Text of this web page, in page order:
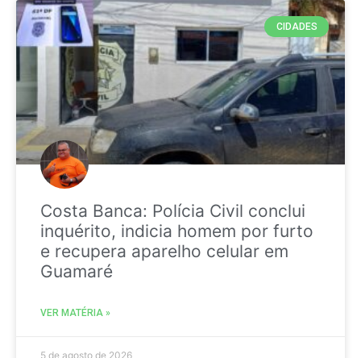
CIDADES
Costa Banca: Polícia Civil conclui
inquérito, indicia homem por furto
e recupera aparelho celular em
Guamaré
VER MATÉRIA »
5 de agosto de 2026